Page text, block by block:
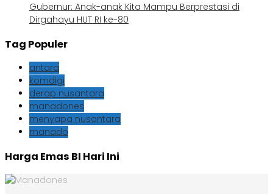
Gubernur: Anak-anak Kita Mampu Berprestasi di
Dirgahayu HUT RI ke-80
Tag Populer
antara
komdigi
derap nusantara
manadones
menyapa nusantara
manado
Harga Emas BI Hari Ini